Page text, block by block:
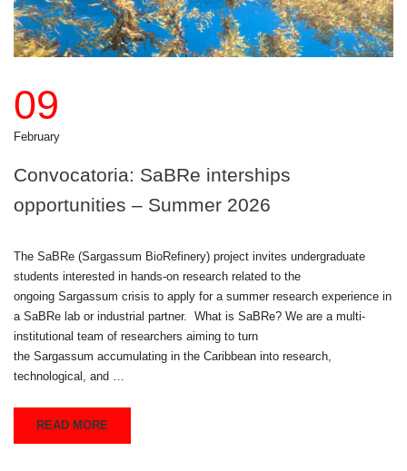
09
February
Convocatoria: SaBRe interships
opportunities – Summer 2026
The SaBRe (Sargassum BioRefinery) project invites undergraduate
students interested in hands-on research related to the
ongoing Sargassum crisis to apply for a summer research experience in
a SaBRe lab or industrial partner. What is SaBRe? We are a multi-
institutional team of researchers aiming to turn
the Sargassum accumulating in the Caribbean into research,
technological, and …
READ MORE